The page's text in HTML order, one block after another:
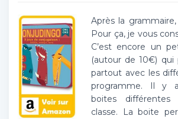
Après la grammaire,
Pour ça, je vous
C’est encore un
(autour de 10€)
partout avec les
programme. Il y
boites
classe. La boite